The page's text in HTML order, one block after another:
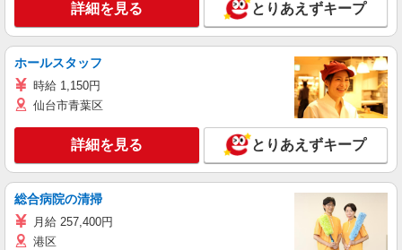
詳細を見る とりあえずキープ
ホールスタッフ
時給 1,150円
仙台市青葉区
詳細を見る とりあえずキープ
総合病院の清掃
月給 257,400円
港区